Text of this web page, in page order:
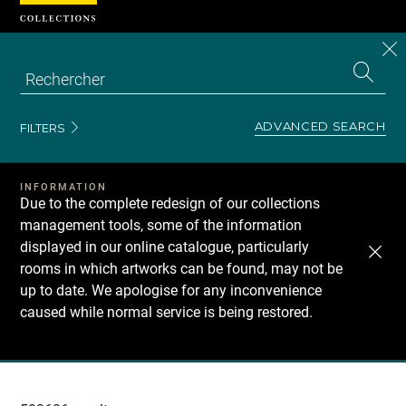
FILTERS ADVANCED SEARCH
INFORMATION
Due to the complete redesign of our collections
management tools, some of the information
displayed in our online catalogue, particularly
rooms in which artworks can be found, may not be
up to date. We apologise for any inconvenience
caused while normal service is being restored.
Recherche
Cookies management panel